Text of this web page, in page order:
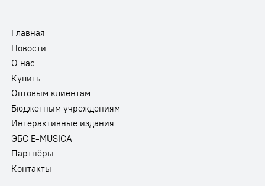
Главная
Новости
О нас
Купить
Оптовым клиентам
Бюджетным учреждениям
Интерактивные издания
ЭБС E-MUSICA
Партнёры
Контакты